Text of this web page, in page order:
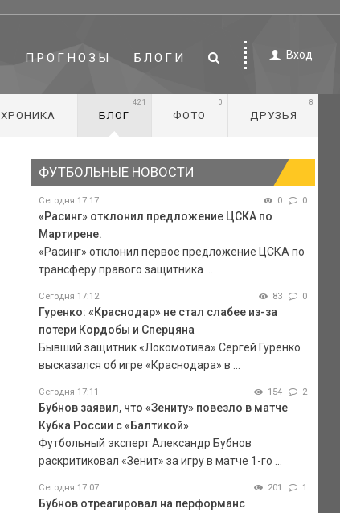
ПРОГНОЗЫ БЛОГИ Вход
ХРОНИКА БЛОГ
421
ФОТО
0
ДРУЗЬЯ
8
ФУТБОЛЬНЫЕ НОВОСТИ
Сегодня 17:17 0 0
«Расинг» отклонил предложение ЦСКА по
Мартирене.
«Расинг» отклонил первое предложение ЦСКА по
трансферу правого защитника ...
Сегодня 17:12 83 0
Гуренко: «Краснодар» не стал слабее из-за
потери Кордобы и Сперцяна
Бывший защитник «Локомотива» Сергей Гуренко
высказался об игре «Краснодара» в ...
Сегодня 17:11 154 2
Бубнов заявил, что «Зениту» повезло в матче
Кубка России с «Балтикой»
Футбольный эксперт Александр Бубнов
раскритиковал «Зенит» за игру в матче 1-го ...
Сегодня 17:07 201 1
Бубнов отреагировал на перформанс